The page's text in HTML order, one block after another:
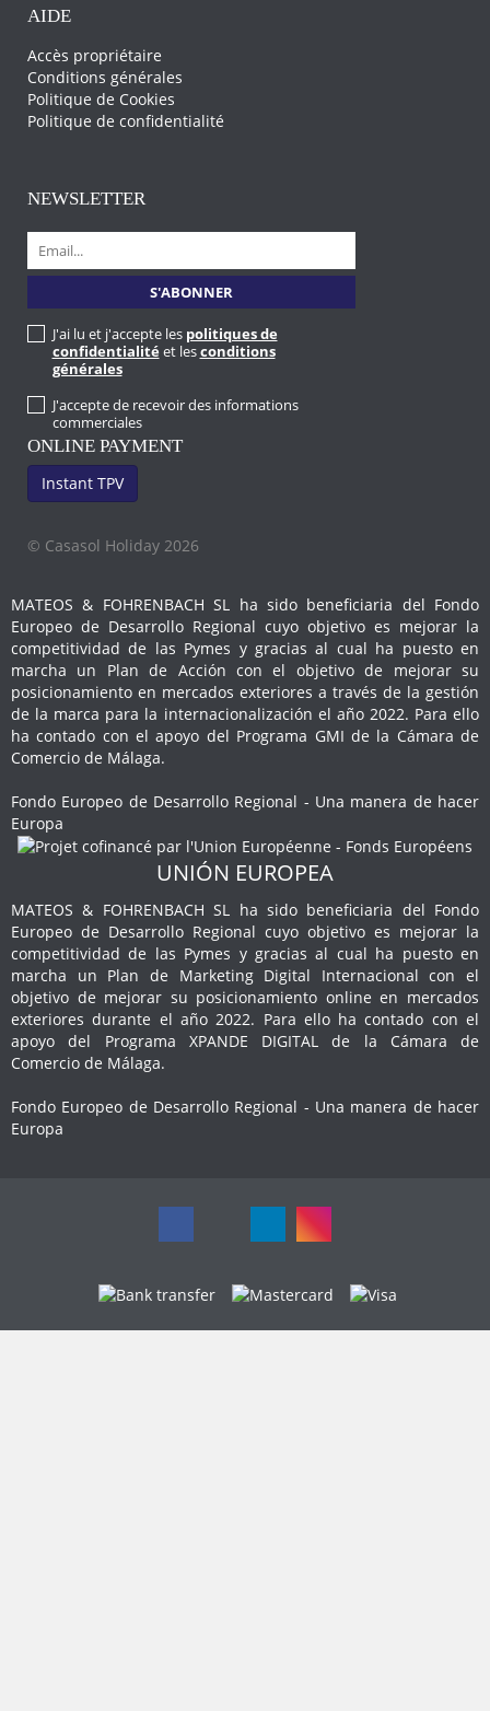
AIDE
Accès propriétaire
Conditions générales
Politique de Cookies
Politique de confidentialité
NEWSLETTER
J'ai lu et j'accepte les politiques de
confidentialité et lesconditions
générales
J'accepte de recevoir des informations
commerciales
ONLINE PAYMENT
Instant TPV
© Casasol Holiday 2026
MATEOS & FOHRENBACH SL ha sido beneficiaria del Fondo
Europeo de Desarrollo Regional cuyo objetivo es mejorar la
competitividad de las Pymes y gracias al cual ha puesto en
marcha un Plan de Acción con el objetivo de mejorar su
posicionamiento en mercados exteriores a través de la gestión
de la marca para la internacionalización el año 2022. Para ello
ha contado con el apoyo del Programa GMI de la Cámara de
Comercio de Málaga.
Fondo Europeo de Desarrollo Regional - Una manera de hacer
Europa
UNIÓN EUROPEA
MATEOS & FOHRENBACH SL ha sido beneficiaria del Fondo
Europeo de Desarrollo Regional cuyo objetivo es mejorar la
competitividad de las Pymes y gracias al cual ha puesto en
marcha un Plan de Marketing Digital Internacional con el
objetivo de mejorar su posicionamiento online en mercados
exteriores durante el año 2022. Para ello ha contado con el
apoyo del Programa XPANDE DIGITAL de la Cámara de
Comercio de Málaga.
Fondo Europeo de Desarrollo Regional - Una manera de hacer
Europa